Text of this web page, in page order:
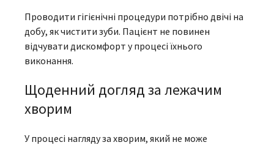
Проводити гігієнічні процедури потрібно двічі на
добу, як чистити зуби. Пацієнт не повинен
відчувати дискомфорт у процесі їхнього
виконання.
Щоденний догляд за лежачим
хворим
У процесі нагляду за хворим, який не може